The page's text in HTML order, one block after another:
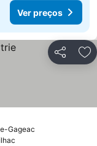
Ver preços
Partilhar
Gageac